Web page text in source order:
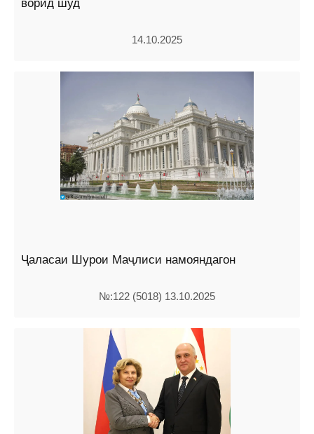
ворид шуд
14.10.2025
Ҷаласаи Шурои Маҷлиси намояндагон
№:122 (5018) 13.10.2025